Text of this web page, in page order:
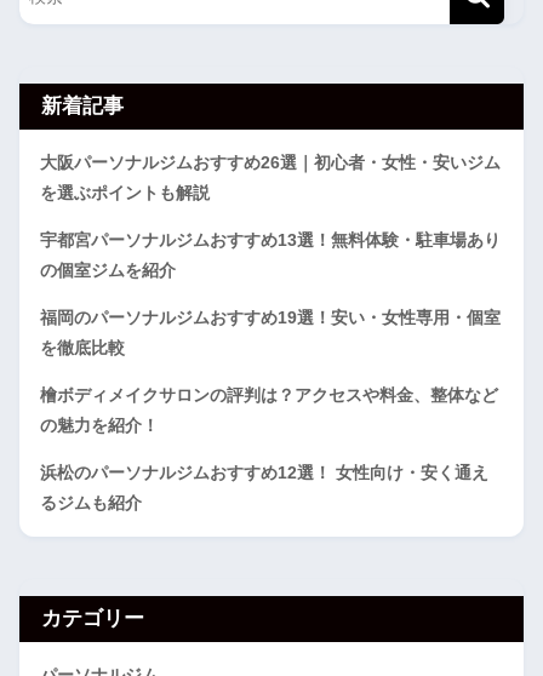
新着記事
大阪パーソナルジムおすすめ26選｜初心者・女性・安いジム
を選ぶポイントも解説
宇都宮パーソナルジムおすすめ13選！無料体験・駐車場あり
の個室ジムを紹介
福岡のパーソナルジムおすすめ19選！安い・女性専用・個室
を徹底比較
檜ボディメイクサロンの評判は？アクセスや料金、整体など
の魅力を紹介！
浜松のパーソナルジムおすすめ12選！ 女性向け・安く通え
るジムも紹介
カテゴリー